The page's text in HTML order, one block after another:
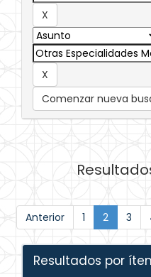
Comenzar nueva
Anterior 1 2 3
Resultados por